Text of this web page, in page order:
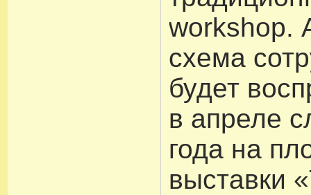
workshop.
схема
будет
в апреле
года на
выставки